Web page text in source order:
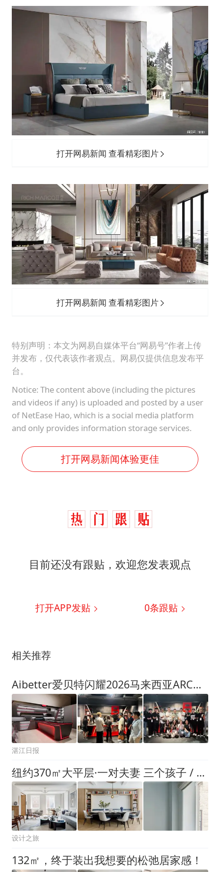
打开网易新闻 查看精彩图片
打开网易新闻 查看精彩图片
特别声明：本文为网易自媒体平台“网易号”作者上传
并发布，仅代表该作者观点。网易仅提供信息发布平
台。
Notice: The content above (including the pictures
and videos if any) is uploaded and posted by a user
of NetEase Hao, which is a social media platform
and only provides information storage services.
打开网易新闻体验更佳
目前还没有跟贴，欢迎您发表观点
打开APP发贴 0条跟贴
相关推荐
Aibetter爱贝特闪耀2026马来西亚ARCHIDEX展！
湛江日报
纽约370㎡大平层·一对夫妻 三个孩子 / Michael K Chen
设计之旅
132㎡，终于装出我想要的松弛居家感！